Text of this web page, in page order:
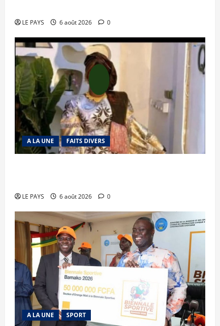
LE PAYS 6 août 2026 0
A LA UNE FAITS DIVERS
LE PAYS 6 août 2026 0
A LA UNE SPORT